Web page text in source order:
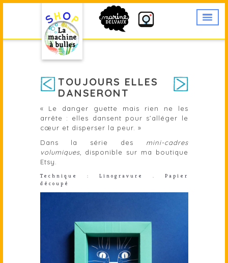
TOUJOURS ELLES
DANSERONT
« Le danger guette mais rien ne les
arrête : elles dansent pour s’alléger le
cœur et disperser la peur. »
Dans la série des mini-cadres
volumiques, disponible sur ma boutique
Etsy
Technique : Linogravure . Papier
découpé